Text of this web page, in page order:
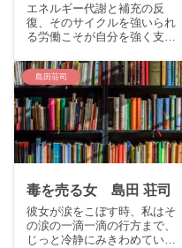
エネルギー代謝と補充の反
復、そのサイクルを強いられ
る労働こそが自分を強く支え
すです。今回は芥川賞作家羽
田圭介の「5時過ぎランチ」を
ご紹介いたします。story食欲
のリズムとあわない、コント
ロール不能な現実世界。ヤ
ク...
島田荘司
毒を売る女 島田 荘司
彼女が涙をこぼす時、私はそ
の涙の一滴一滴の行方まで、
じっと冷静にみきわめてい